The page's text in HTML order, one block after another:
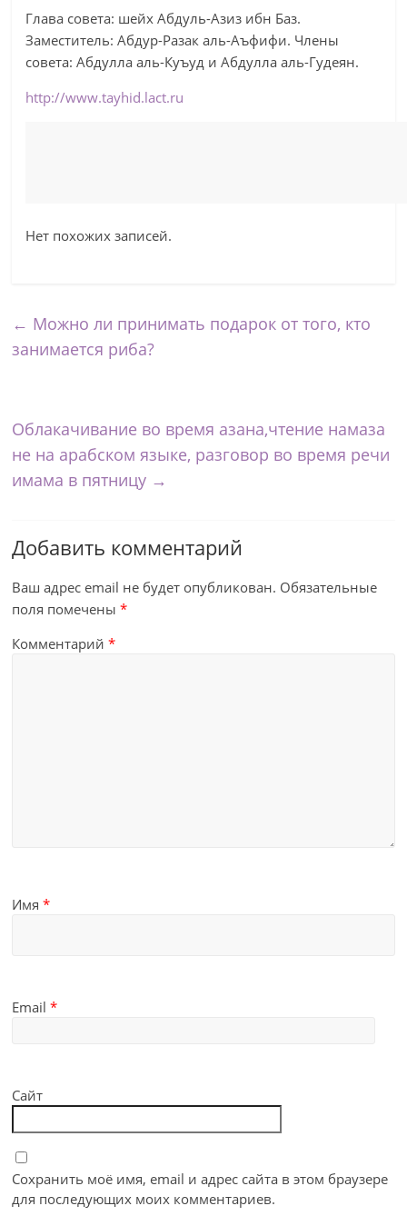
Глава совета: шейх Абдуль-Азиз ибн Баз.
Заместитель: Абдур-Разак аль-Аъфифи. Члены
совета: Абдулла аль-Куъуд и Абдулла аль-Гудеян.
http://www.tayhid.lact.ru
Нет похожих записей.
← Можно ли принимать подарок от того, кто
занимается риба?
Облакачивание во время азана,чтение намаза
не на арабском языке, разговор во время речи
имама в пятницу →
Добавить комментарий
Ваш адрес email не будет опубликован. Обязательные
поля помечены*
Комментарий*
Имя*
Email*
Сайт
Сохранить моё имя, email и адрес сайта в этом браузере
для последующих моих комментариев.